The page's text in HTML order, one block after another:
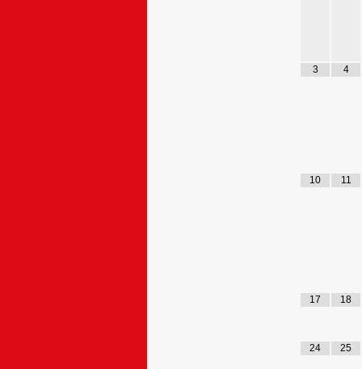
3 4
10 11
17 18
24 25